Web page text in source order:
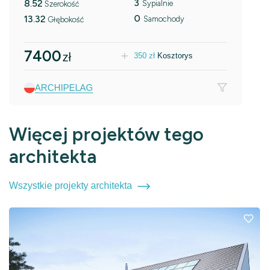
8.52 Szerokość
13.32 Głębokość
3 Sypialnie
0 Samochody
7400zł 350 zł Kosztorys
ARCHIPELAG
Więcej projektów tego
architekta
Wszystkie projekty architekta